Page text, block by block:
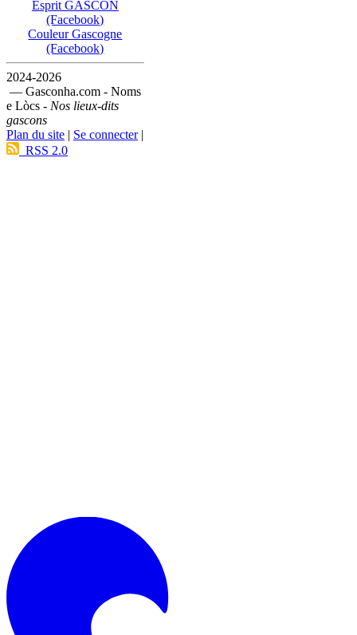
Esprit GASCON
(Facebook)
Couleur Gascogne
(Facebook)
2024-2026
— Gasconha.com - Noms
e Lòcs - Nos lieux-dits
gascons
Plan du site | Se connecter|
RSS 2.0